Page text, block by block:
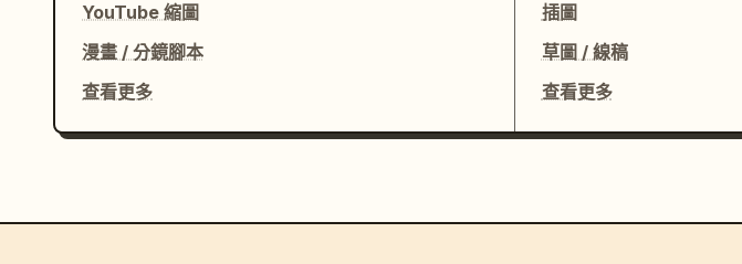
YouTube 縮圖
漫畫 / 分鏡腳本
查看更多
插圖
草圖 / 線稿
查看更多